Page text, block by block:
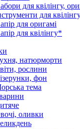
для квілінгу,
для
для оригамі
для квілінгу*
натюрморти
рослини
фон
тема
оливки